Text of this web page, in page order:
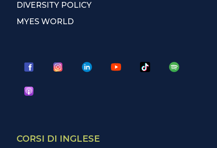
DIVERSITY POLICY
MYES WORLD
CORSI DI INGLESE